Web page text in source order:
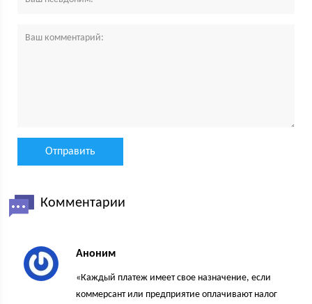
Комментарии
Аноним
«Каждый платеж имеет свое назначение, если
коммерсант или предприятие оплачивают налог